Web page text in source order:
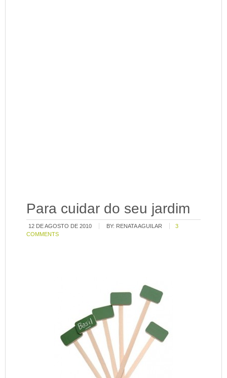
Para cuidar do seu jardim
12 DE AGOSTO DE 2010 BY: RENATA AGUILAR
3
COMMENTS